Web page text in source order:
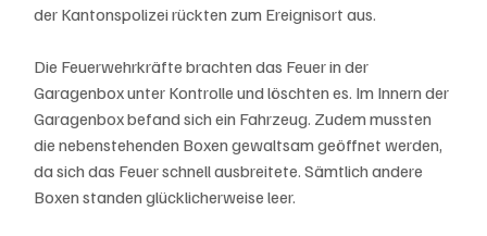
der Kantonspolizei rückten zum Ereignisort aus.
Die Feuerwehrkräfte brachten das Feuer in der
Garagenbox unter Kontrolle und löschten es. Im Innern der
Garagenbox befand sich ein Fahrzeug. Zudem mussten
die nebenstehenden Boxen gewaltsam geöffnet werden,
da sich das Feuer schnell ausbreitete. Sämtlich andere
Boxen standen glücklicherweise leer.